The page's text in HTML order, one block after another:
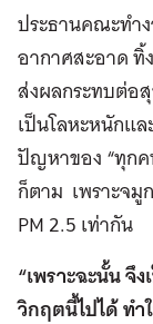
ประธานคณะทำ
อากาศสะอาด ทิ้
ส่งผลกระทบต่อ
เป็นโลหะหนักแ
ปัญหาของ “ทุกค
ก็ตาม เพราะจมู
PM 2.5 เท่ากัน
“เพราะฉะนั้น จึ
วิกฤตนี้ไปได้ ท